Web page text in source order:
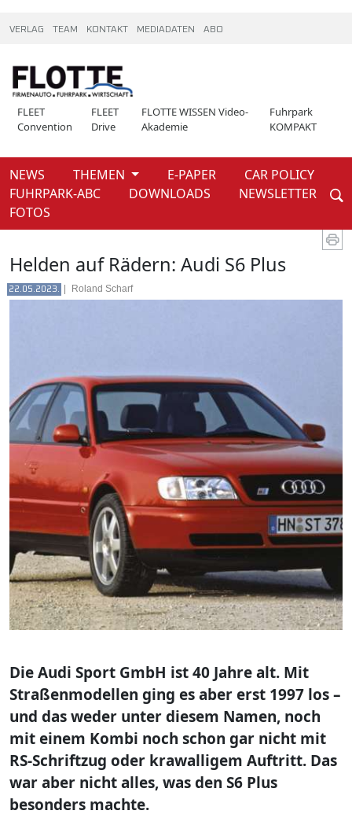
VERLAG TEAM KONTAKT MEDIADATEN ABO
FLEET
Convention
FLEET
Drive
FLOTTE WISSEN Video-
Akademie
Fuhrpark
KOMPAKT
NEWS THEMEN E-PAPER
CAR POLICY
FUHRPARK-ABC
DOWNLOADS
NEWSLETTER
FOTOS
Weiter
News
Helden auf Rädern: Audi S6 Plus
22.05.2023. Roland Scharf
Die Audi Sport GmbH ist 40 Jahre alt. Mit
Straßenmodellen ging es aber erst 1997 los –
und das weder unter diesem Namen, noch
mit einem Kombi noch schon gar nicht mit
RS-Schriftzug oder krawalligem Auftritt. Das
war aber nicht alles, was den S6 Plus
besonders machte.